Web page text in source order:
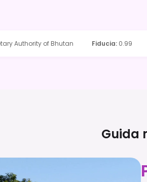
Authority of Bhutan Fiducia: 0.99
Guida